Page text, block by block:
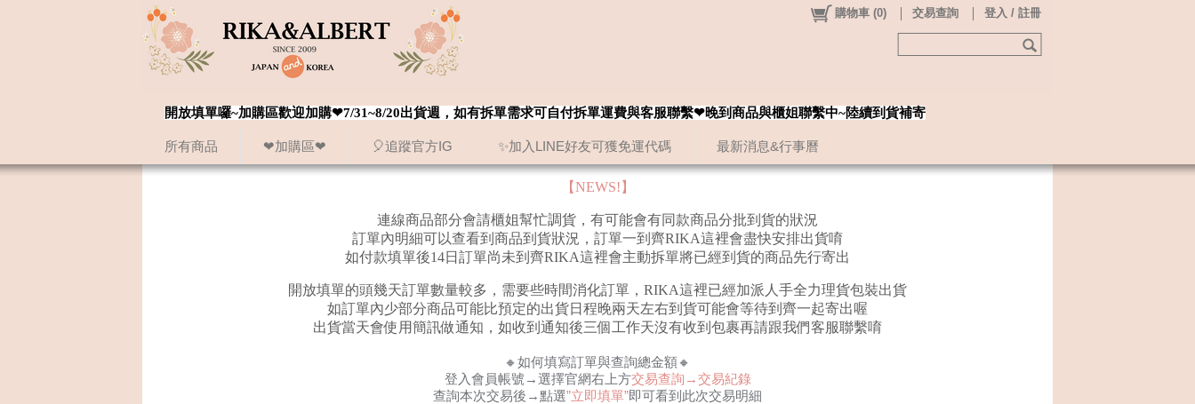
所有商品 ❤加購區❤ 🎈追蹤官方IG ✨加入LINE好友可獲免運代碼 最新消息&行事曆
購物車 (0) 交易查詢 登入 / 註冊
開放填單囉~加購區歡迎加購❤7/31~8/20出貨週，如有拆單需求可自付拆單運費與客服聯繫❤晚到商品與櫃姐聯繫中~陸續到貨補寄